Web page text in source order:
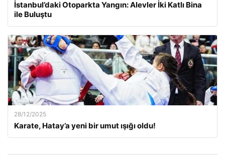
İstanbul’daki Otoparkta Yangın: Alevler İki Katlı Bina
ile Buluştu
28/12/2025
Karate, Hatay’a yeni bir umut ışığı oldu!